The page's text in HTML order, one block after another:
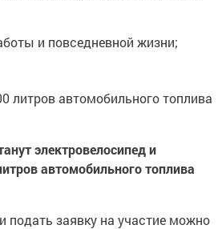
и повседневной жизни;
литров автомобильного топлива
электровелосипед и
автомобильного топлива
подать заявку на участие можно